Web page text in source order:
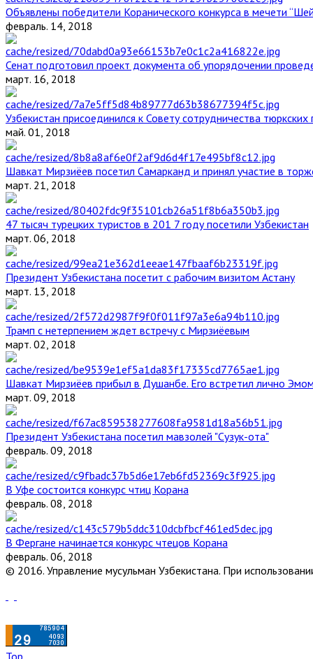
Объявлены победители Коранического конкурса в мечети
февраль. 14, 2018
Сенат подготовил проект документа об упорядочении
март. 16, 2018
Узбекистан присоединился к Совету сотрудничества тюркских
май. 01, 2018
Шавкат Мирзиёев посетил Самарканд и принял участие в
март. 21, 2018
47 тысяч турецких туристов в 201 7 году посетили Узбекистан
март. 06, 2018
Президент Узбекистана посетит с рабочим визитом Астану
март. 13, 2018
Трамп с нетерпением ждет встречу с Мирзиёевым
март. 02, 2018
Шавкат Мирзиёев прибыл в Душанбе. Его встретил лично
март. 09, 2018
Президент Узбекистана посетил мавзолей "Сузук-ота"
февраль. 09, 2018
В Уфе состоится конкурс чтиц Корана
февраль. 08, 2018
В Фергане начинается конкурс чтецов Корана
февраль. 06, 2018
© 2016. Управление мусульман Узбекистана. При